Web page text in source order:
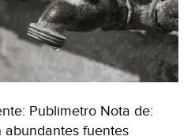
Publimetro Nota de:
abundantes fuentes